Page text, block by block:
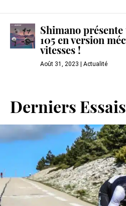
Shimano
105 en version
vitesses !
Août 31, 2023 Actualité
Derniers Essais